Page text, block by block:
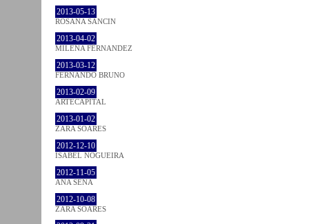
2013-05-13
ROSANA SANCIN
2013-04-02
MILENA FÉRNANDEZ
2013-03-12
FERNANDO BRUNO
2013-02-09
ARTECAPITAL
2013-01-02
ZARA SOARES
2012-12-10
ISABEL NOGUEIRA
2012-11-05
ANA SENA
2012-10-08
ZARA SOARES